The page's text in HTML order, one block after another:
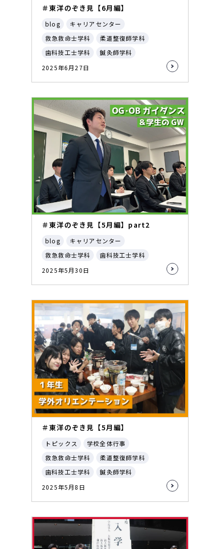
＃東洋のぞき見【6月編】
blog
キャリアセンター
救急救命士学科
柔道整復師学科
歯科技工士学科
鍼灸師学科
2025年6月27日
＃東洋のぞき見【5月編】part2
blog
キャリアセンター
救急救命士学科
歯科技工士学科
2025年5月30日
＃東洋のぞき見【5月編】
トピックス
学校全体行事
救急救命士学科
柔道整復師学科
歯科技工士学科
鍼灸師学科
2025年5月8日